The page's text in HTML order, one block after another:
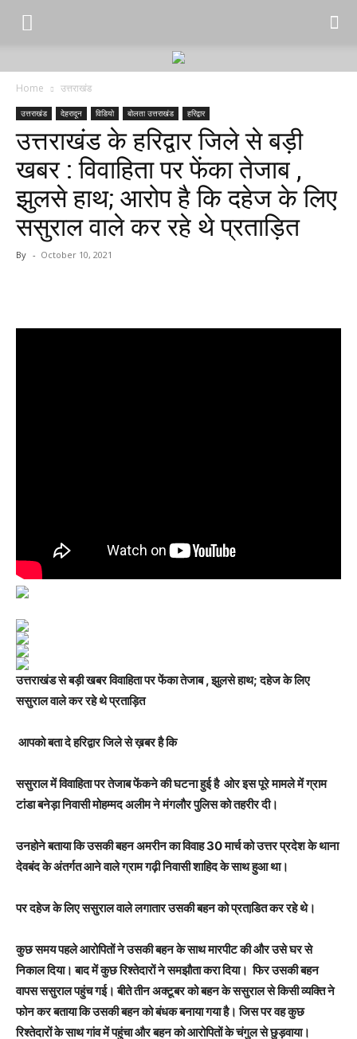
Home उत्तराखंड
उत्तराखंड देहरादून विडियो बोलता उत्तराखंड हरिद्वार
उत्तराखंड के हरिद्वार जिले से बड़ी
खबर : विवाहिता पर फेंका तेजाब ,
झुलसे हाथ; आरोप है कि दहेज के लिए
ससुराल वाले कर रहे थे प्रताड़ि‍त
By - October 10, 2021
उत्तराखंड से बड़ी खबरविवाहिता पर फेंकातेजाब , झुलसे हाथ; दहेज के लिए
ससुराल वाले कर रहे थे प्रताड़ि‍त
आपको बता दे हरिद्वार जिले से ख़बर है कि
ससुराल में विवाहिता पर तेजाब फेंकने की घटना हुई है ओर इस पूरे मामले में ग्राम
टांडा बनेड़ा निवासी मोहम्मद अलीम ने मंगलौर पुलिस को तहरीर दी।
उनहोने बताया कि उसकी बहन अमरीन का विवाह 30 मार्च को उत्तर प्रदेश के थाना
देवबंद के अंतर्गत आने वाले ग्राम गढ़ी निवासी शाहिद के साथ हुआ था।
पर दहेज के लिए ससुराल वाले लगातार उसकी बहन को प्रताडि़त कर रहे थे।
कुछ समय पहले आरोपितों ने उसकी बहन के साथ मारपीट की और उसे घर से
निकाल दिया। बाद में कुछ रिश्तेदारों ने समझौता करा दिया। फिर उसकी बहन
वापस ससुराल पहुंच गई। बीते तीन अक्टूबर को बहन के ससुराल से किसी व्यक्ति ने
फोन कर बताया कि उसकी बहन को बंधक बनाया गया है। जिस पर वह कुछ
रिश्तेदारों के साथ गांव में पहुंचा और बहन को आरोपितों के चंगुल से छुड़वाया।